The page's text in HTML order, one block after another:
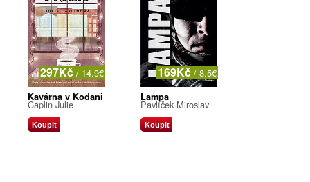
297Kč / 14.9€
Kavárna v Kodani
Caplin Julie
Koupit
169Kč / 8.5€
Lampa
Pavlíček Miroslav
Koupit